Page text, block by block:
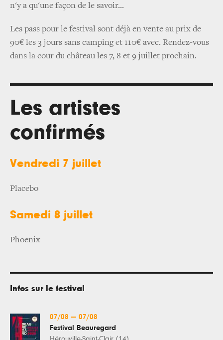
n'y a qu'une façon de le savoir...
Les pass pour le festival sont déjà en vente au prix de
90€ les 3 jours sans camping et 110€ avec. Rendez-vous
dans la cour du château les 7, 8 et 9 juillet prochain.
Les artistes
confirmés
Vendredi 7 juillet
Placebo
Samedi 8 juillet
Phoenix
Infos sur le festival
07/08 — 07/08
Festival Beauregard